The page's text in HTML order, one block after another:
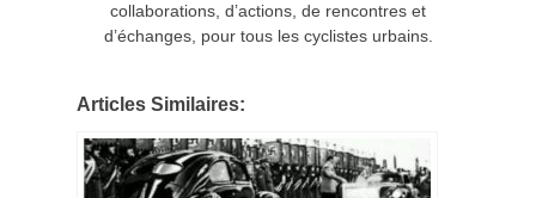
collaborations, d’actions, de rencontres et
d’échanges, pour tous les cyclistes urbains.
Articles Similaires: